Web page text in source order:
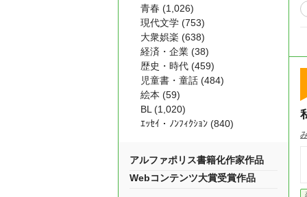
青春 (1,026)
現代文学 (753)
大衆娯楽 (638)
経済・企業 (38)
歴史・時代 (459)
児童書・童話 (484)
絵本 (59)
BL (1,020)
ｴｯｾｲ・ﾉﾝﾌｨｸｼｮﾝ (840)
アルファポリス書籍化作家作品
Webコンテンツ大賞受賞作品